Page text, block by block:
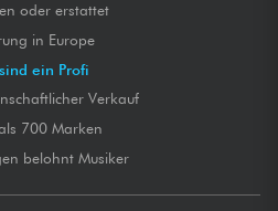
oder erstattet
in Europe
ein Profi
Verkauf
700 Marken
belohnt Musiker